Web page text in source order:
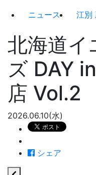
ニュース 江別
北海道イ
ズ DAY
店 Vol.2
2026.06.10(水)
シェア